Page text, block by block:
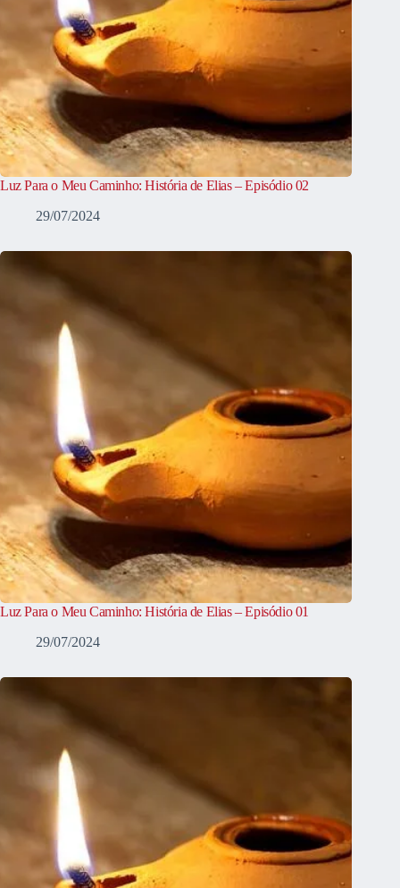
Luz Para o Meu Caminho: História de Elias – Episódio 02
29/07/2024
Luz Para o Meu Caminho: História de Elias – Episódio 01
29/07/2024